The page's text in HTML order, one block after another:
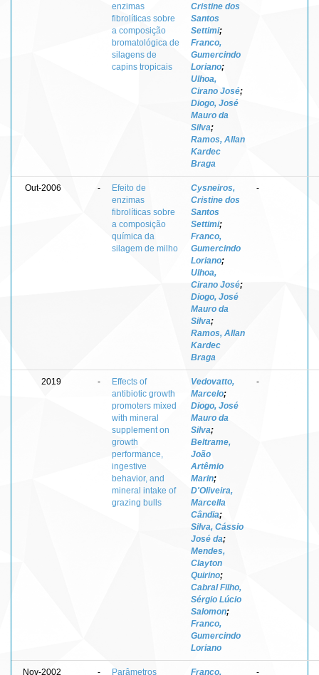
enzimas
fibrolíticas sobre
a composição
bromatológica de
silagens de
capins tropicais
Cristine dos
Santos
Settimi;
Franco,
Gumercindo
Loriano;
Ulhoa,
Cirano José;
Diogo, José
Mauro da
Silva;
Ramos, Allan
Kardec
Braga
Out-2006 -
Efeito de
enzimas
fibrolíticas sobre
a composição
química da
silagem de milho
Cysneiros,
Cristine dos
Santos
Settimi;
Franco,
Gumercindo
Loriano;
Ulhoa,
Cirano José;
Diogo, José
Mauro da
Silva;
Ramos, Allan
Kardec
Braga
-
2019 -
Effects of
antibiotic growth
promoters mixed
with mineral
supplement on
growth
performance,
ingestive
behavior, and
mineral intake of
grazing bulls
Vedovatto,
Marcelo;
Diogo, José
Mauro da
Silva;
Beltrame,
João
Artêmio
Marin;
D'Oliveira,
Marcella
Cândia;
Silva, Cássio
José da;
Mendes,
Clayton
Quirino;
Cabral Filho,
Sérgio Lúcio
Salomon;
Franco,
Gumercindo
Loriano
-
Nov-2002 -
Parâmetros
Franco,
-